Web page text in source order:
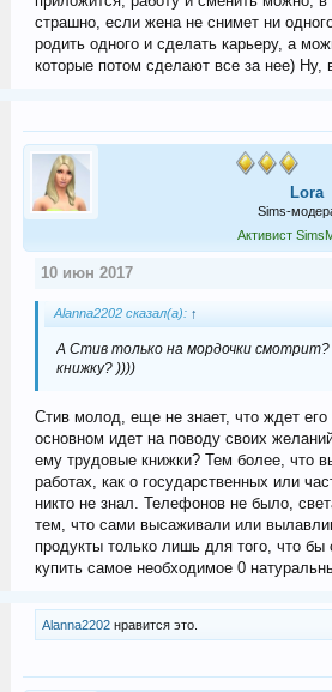
страшно, если жена не снимет ни
родить одного и сделать карьеру, а
которые потом сделают все за нее) Ну,
Lora
Sims-
Активист
10 июн 2017
Alanna2202 сказал(а): ↑
А Стив только на мордочки
книжку? ))))
Стив молод, еще не знает, что ждет
основном идет на поводу своих
ему трудовые книжки? Тем более, что
работах, как о государственных или
никто не знал. Телефонов не было,
тем, что сами высаживали или
продукты только лишь для того, что бы
купить самое необходимое 0
Alanna2202нравится это.